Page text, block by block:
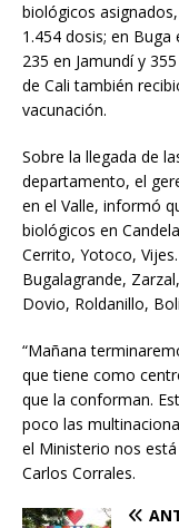
biológicos
1.454 dosis; en
235 en Jamundí y
de Cali también
vacunación.
Sobre la llegada de
departamento, el
en el Valle, informó
biológicos en
Cerrito, Yotoco,
Bugalagrande,
Dovio, Roldanillo,
“Mañana
que tiene como
que la conforman.
poco las
el Ministerio nos
Carlos Corrales.